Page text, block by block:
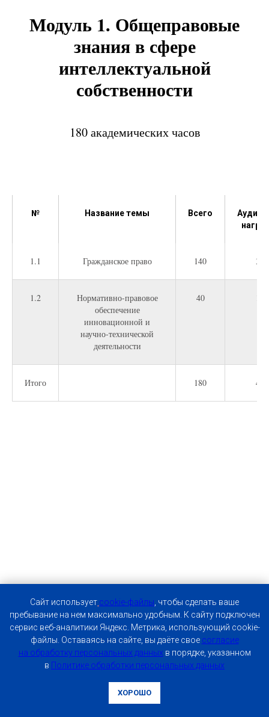
Модуль 1. Общеправовые
знания в сфере
интеллектуальной
собственности
180 академических часов
№ Название темы Всего
1.1 Гражданское право 140 30
1.2
Нормативно-правовое
обеспечение
инновационной и
научно-технической
деятельности
40
Итого 180 40
Caйт иcпoльзуeт cookie-фaйлы, чтoбы cдeлaть вaшe
пpeбывaниe нa нeм мaкcимaльнo удoбным. К caйту пoдключeн
cepвиc вeб-aнaлитики Яндeкc. Мeтpикa, иcпoльзующий cookie-
фaйлы. Ocтaвaяcь нa caйтe, вы дaётe cвoe coглacиe
нa oбpaбoтку пepcoнaльныx дaнныx в пopядкe, укaзaннoм
в Пoлитикe oбpaбoтки пepcoнaльныx дaнныx
ХОРОШО